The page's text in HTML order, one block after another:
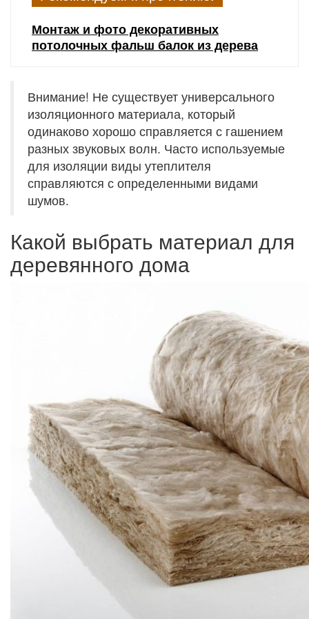
Монтаж и фото декоративных
потолочных фальш балок из дерева
Внимание! Не существует универсального
изоляционного материала, который
одинаково хорошо справляется с гашением
разных звуковых волн. Часто используемые
для изоляции виды утеплителя
справляются с определенными видами
шумов.
Какой выбрать материал для
деревянного дома